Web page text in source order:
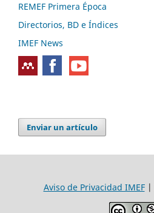
REMEF Primera Época
Directorios, BD e Índices
IMEF News
Enviar un artículo
Aviso de Privacidad IMEF|